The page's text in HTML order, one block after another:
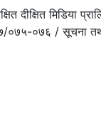
दीक्षित मिडिया
०७५-०७६ / सूचना